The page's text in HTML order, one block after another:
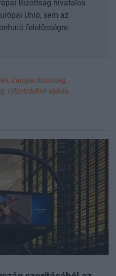
Bizottság hivatalos
Unió, sem az
felelősségre
Európai Bizottság,
túlzottdeficit-eljárás,